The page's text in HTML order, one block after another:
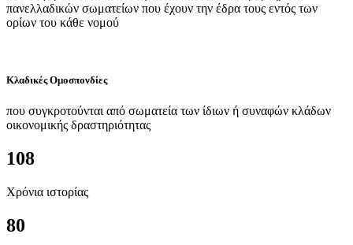
πανελλαδικών σωματείων που έχουν την έδρα τους εντός των
ορίων του κάθε νομού
Κλαδικές Ομοσπονδίες
που συγκροτούνται από σωματεία των ίδιων ή συναφών κλάδων
οικονομικής δραστηριότητας
108
Χρόνια ιστορίας
80